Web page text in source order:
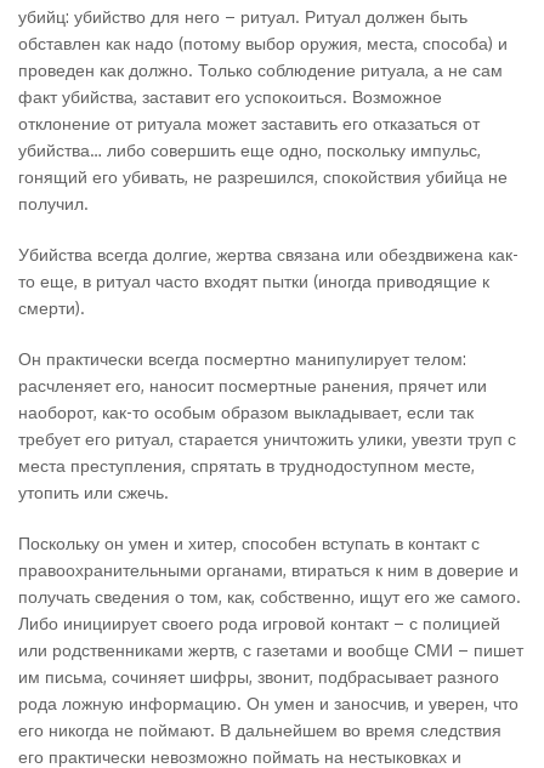
убийц: убийство для него – ритуал. Ритуал должен быть
обставлен как надо (потому выбор оружия, места, способа) и
проведен как должно. Только соблюдение ритуала, а не сам
факт убийства, заставит его успокоиться. Возможное
отклонение от ритуала может заставить его отказаться от
убийства… либо совершить еще одно, поскольку импульс,
гонящий его убивать, не разрешился, спокойствия убийца не
получил.
Убийства всегда долгие, жертва связана или обездвижена как-
то еще, в ритуал часто входят пытки (иногда приводящие к
смерти).
Он практически всегда посмертно манипулирует телом:
расчленяет его, наносит посмертные ранения, прячет или
наоборот, как-то особым образом выкладывает, если так
требует его ритуал, старается уничтожить улики, увезти труп с
места преступления, спрятать в труднодоступном месте,
утопить или сжечь.
Поскольку он умен и хитер, способен вступать в контакт с
правоохранительными органами, втираться к ним в доверие и
получать сведения о том, как, собственно, ищут его же самого.
Либо инициирует своего рода игровой контакт – с полицией
или родственниками жертв, с газетами и вообще СМИ – пишет
им письма, сочиняет шифры, звонит, подбрасывает разного
рода ложную информацию. Он умен и заносчив, и уверен, что
его никогда не поймают. В дальнейшем во время следствия
его практически невозможно поймать на нестыковках и